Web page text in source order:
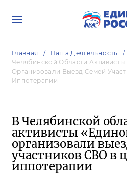
Главная Наша Деятельность
Челябинской Области
Организовали Выезд Семей
Иппотерапии
В Челябинской
активисты
организовали
участников СВО в
иппотерапии